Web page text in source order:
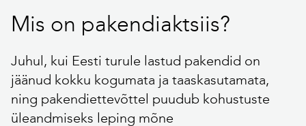
Mis on pakendiaktsiis?
Juhul, kui Eesti turule lastud pakendid on
jäänud kokku kogumata ja taaskasutamata,
ning pakendiettevõttel puudub kohustuste
üleandmiseks leping mõne